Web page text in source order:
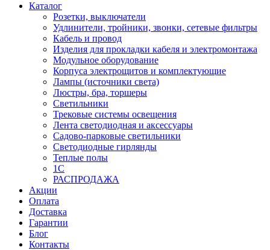
Каталог
Розетки, выключатели
Удлинители, тройники, звонки, сетевые фильтры
Кабель и провод
Изделия для прокладки кабеля и электромонтажа
Модульное оборудование
Корпуса электрощитов и комплектующие
Лампы (источники света)
Люстры, бра, торшеры
Светильники
Трековые системы освещения
Лента светодиодная и аксессуары
Садово-парковые светильники
Светодиодные гирлянды
Теплые полы
1С
РАСПРОДАЖА
Акции
Оплата
Доставка
Гарантии
Блог
Контакты